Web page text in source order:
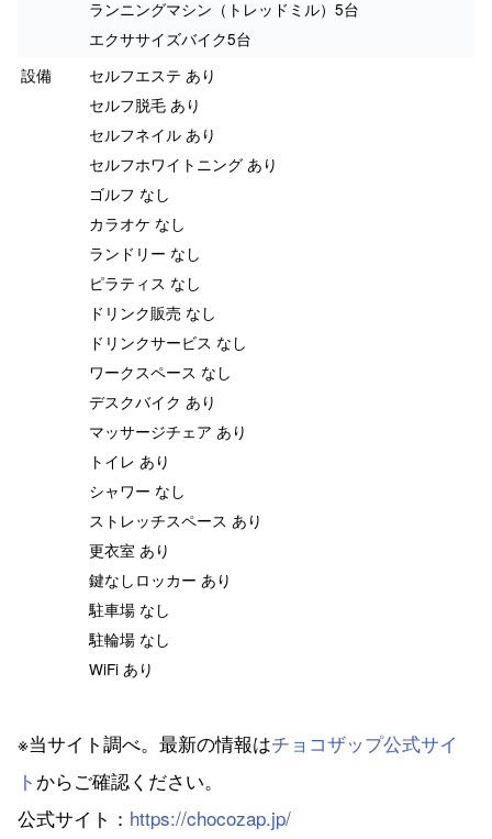
ランニングマシン（トレッドミル）5台
エクササイズバイク5台
設備
セルフエステ あり
セルフ脱毛 あり
セルフネイル あり
セルフホワイトニング あり
ゴルフ なし
カラオケ なし
ランドリー なし
ピラティス なし
ドリンク販売 なし
ドリンクサービス なし
ワークスペース なし
デスクバイク あり
マッサージチェア あり
トイレ あり
シャワー なし
ストレッチスペース あり
更衣室 あり
鍵なしロッカー あり
駐車場 なし
駐輪場 なし
WiFi あり
※当サイト調べ。最新の情報はチョコザップ公式サイ
ト からご確認ください。
公式サイト： https://chocozap.jp/